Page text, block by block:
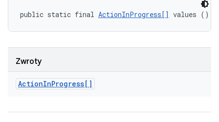
public static final ActionInProgress[] values ()
Zwroty
ActionInProgress[]